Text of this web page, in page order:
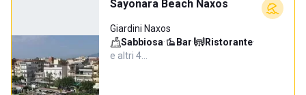
Sayonara Beach Naxos
Giardini Naxos
Sabbiosa· Bar· Ristorante·
e altri 4…